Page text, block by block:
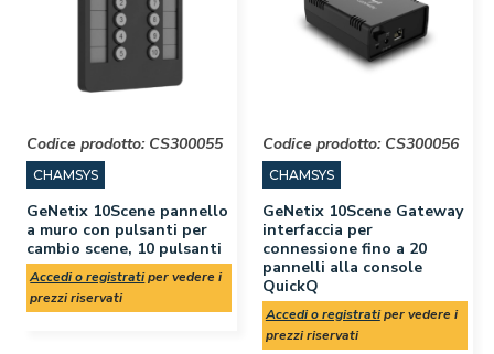
Codice prodotto: CS300055
CHAMSYS
GeNetix 10Scene pannello
a muro con pulsanti per
cambio scene, 10 pulsanti
Accedi o registratiper vedere i
prezzi riservati
Codice prodotto: CS300056
CHAMSYS
GeNetix 10Scene Gateway
interfaccia per
connessione fino a 20
pannelli alla console
QuickQ
Accedi o registratiper vedere i
prezzi riservati